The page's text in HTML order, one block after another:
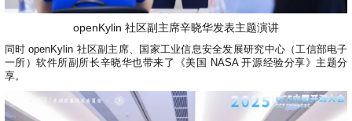
openKylin 社区副主席辛晓华发表主题演讲
同时 openKylin 社区副主席、国家工业信息安全发展研究中心（工信部电子
一所）软件所副所长辛晓华也带来了《美国 NASA 开源经验分享》主题分
享。